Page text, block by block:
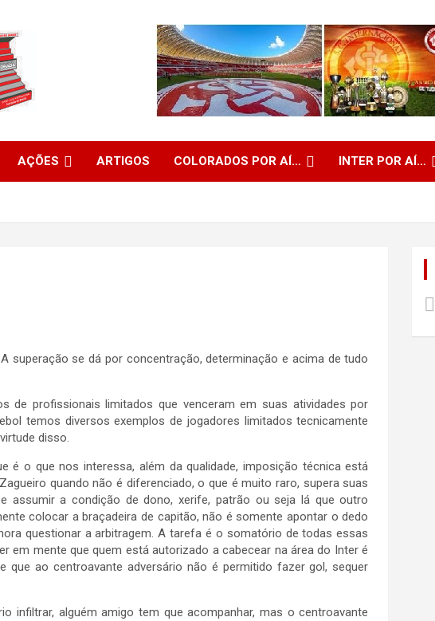
AÇÕES ARTIGOS COLORADOS POR AÍ… INTER POR AÍ…
superação se dá por concentração, determinação e acima de tudo
de profissionais limitados que venceram em suas atividades por
temos diversos exemplos de jogadores limitados tecnicamente
disso.
é o que nos interessa, além da qualidade, imposição técnica está
quando não é diferenciado, o que é muito raro, supera suas
assumir a condição de dono, xerife, patrão ou seja lá que outro
colocar a braçadeira de capitão, não é somente apontar o dedo
questionar a arbitragem. A tarefa é o somatório de todas essas
em mente que quem está autorizado a cabecear na área do Inter é
ao centroavante adversário não é permitido fazer gol, sequer
infiltrar, alguém amigo tem que acompanhar, mas o centroavante